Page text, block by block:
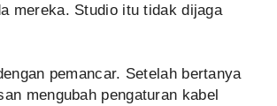
mereka. Studio itu tidak dijaga
pemancar. Setelah bertanya
mengubah pengaturan kabel